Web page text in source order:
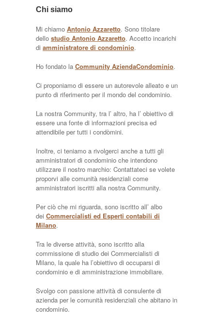
Chi siamo
Mi chiamo Antonio Azzaretto. Sono titolare
dello studio Antonio Azzaretto. Accetto incarichi
di amministratore di condominio.
Ho fondato la Community AziendaCondominio.
Ci proponiamo di essere un autorevole alleato e un
punto di riferimento per il mondo del condominio.
La nostra Community, tra l’ altro, ha l’ obiettivo di
essere una fonte di informazioni precisa ed
attendibile per tutti i condòmini.
Inoltre, ci teniamo a rivolgerci anche a tutti gli
amministratori di condominio che intendono
utilizzare il nostro marchio: Contattateci se volete
proporvi alle comunità residenziali come
amministratori iscritti alla nostra Community.
Per ciò che mi riguarda, sono iscritto all’ albo
dei Commercialisti ed Esperti contabili di
Milano.
Tra le diverse attività, sono iscritto alla
commissione di studio dei Commercialisti di
Milano, la quale ha l’obiettivo di occuparsi di
condominio e di amministrazione immobiliare.
Svolgo con passione attività di consulente di
azienda per le comunità residenziali che abitano in
condominio.